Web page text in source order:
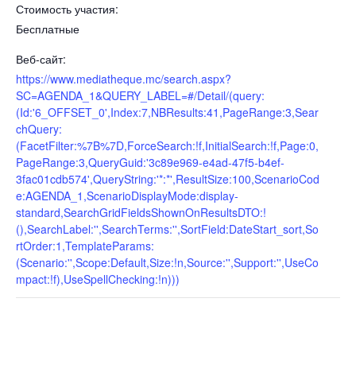
Стоимость участия:
Бесплатные
Веб-сайт:
https://www.mediatheque.mc/search.aspx?
SC=AGENDA_1&QUERY_LABEL=#/Detail/(query:
(Id:'6_OFFSET_0',Index:7,NBResults:41,PageRange:3,Sear
chQuery:
(FacetFilter:%7B%7D,ForceSearch:!f,InitialSearch:!f,Page:0,
PageRange:3,QueryGuid:'3c89e969-e4ad-47f5-b4ef-
3fac01cdb574',QueryString:'*:*',ResultSize:100,ScenarioCod
e:AGENDA_1,ScenarioDisplayMode:display-
standard,SearchGridFieldsShownOnResultsDTO:!
(),SearchLabel:'',SearchTerms:'',SortField:DateStart_sort,So
rtOrder:1,TemplateParams:
(Scenario:'',Scope:Default,Size:!n,Source:'',Support:'',UseCo
mpact:!f),UseSpellChecking:!n)))